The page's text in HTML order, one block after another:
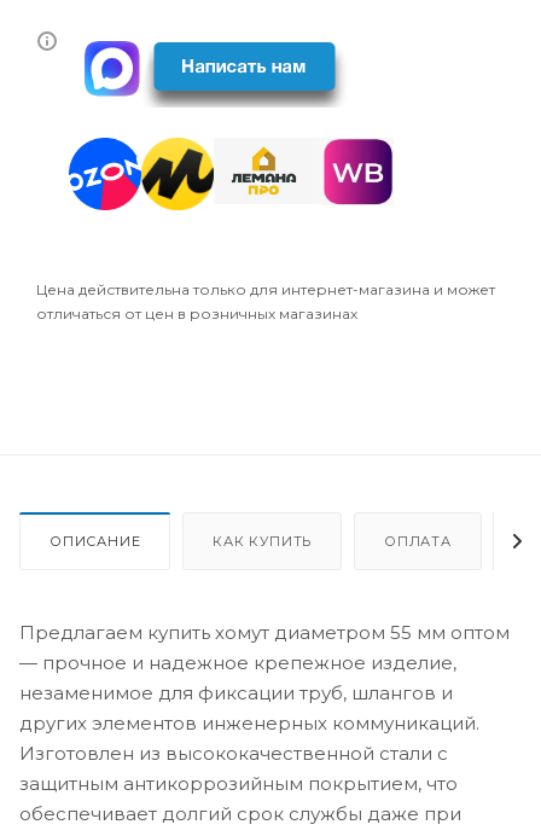
Цена действительна только для интернет-магазина и может
отличаться от цен в розничных магазинах
ОПИСАНИЕ КАК КУПИТЬ ОПЛАТА
Предлагаем купить хомут диаметром 55 мм оптом
— прочное и надежное крепежное изделие,
незаменимое для фиксации труб, шлангов и
других элементов инженерных коммуникаций.
Изготовлен из высококачественной стали с
защитным антикоррозийным покрытием, что
обеспечивает долгий срок службы даже при